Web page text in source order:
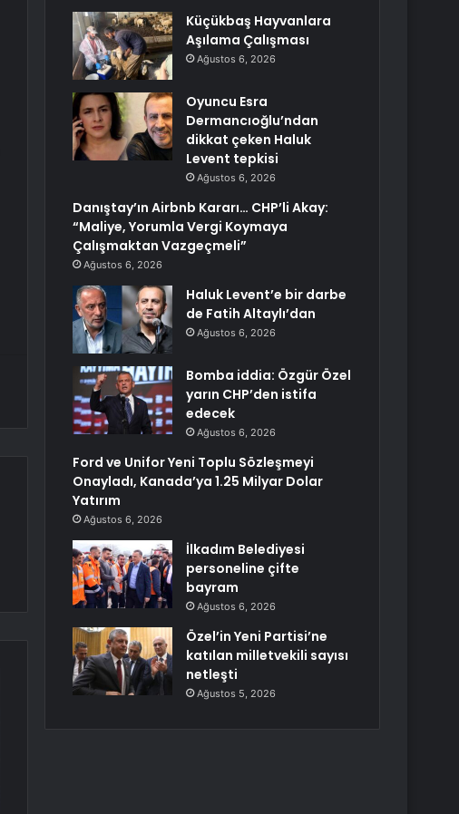
Küçükbaş Hayvanlara
Aşılama Çalışması
Ağustos 6, 2026
Oyuncu Esra
Dermancıoğlu’ndan
dikkat çeken Haluk
Levent tepkisi
Ağustos 6, 2026
Danıştay’ın Airbnb Kararı… CHP’li Akay:
“Maliye, Yorumla Vergi Koymaya
Çalışmaktan Vazgeçmeli”
Ağustos 6, 2026
Haluk Levent’e bir darbe
de Fatih Altaylı’dan
Ağustos 6, 2026
Bomba iddia: Özgür Özel
yarın CHP’den istifa
edecek
Ağustos 6, 2026
Ford ve Unifor Yeni Toplu Sözleşmeyi
Onayladı, Kanada’ya 1.25 Milyar Dolar
Yatırım
Ağustos 6, 2026
İlkadım Belediyesi
personeline çifte
bayram
Ağustos 6, 2026
Özel’in Yeni Partisi’ne
katılan milletvekili sayısı
netleşti
Ağustos 5, 2026